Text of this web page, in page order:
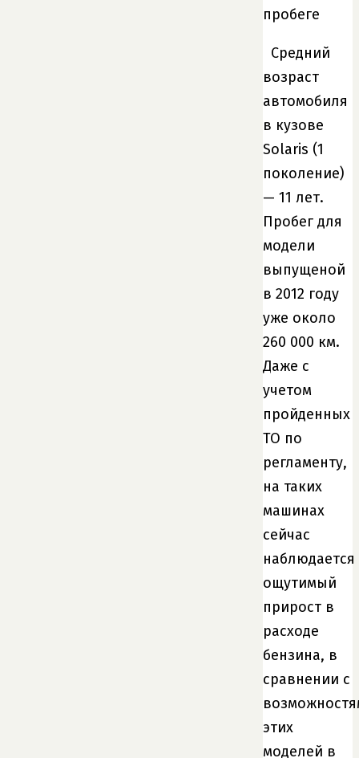
пробеге
Средний
возраст
автомобиля
в кузове
Solaris (1
поколение)
— 11 лет.
Пробег для
модели
выпущеной
в 2012 году
уже около
260 000 км.
Даже с
учетом
пройденных
ТО по
регламенту,
на таких
машинах
сейчас
наблюдается
ощутимый
прирост в
расходе
бензина, в
сравнении с
этих
моделей в